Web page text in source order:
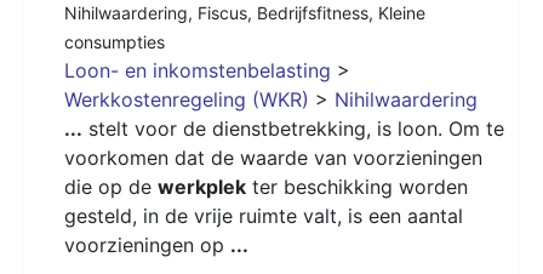
Nihilwaardering, Fiscus, Bedrijfsfitness, Kleine
consumpties
Loon- en inkomstenbelasting >
Werkkostenregeling (WKR) > Nihilwaardering
... stelt voor de dienstbetrekking, is loon. Om te
voorkomen dat de waarde van voorzieningen
die op de werkplek ter beschikking worden
gesteld, in de vrije ruimte valt, is een aantal
voorzieningen op ...